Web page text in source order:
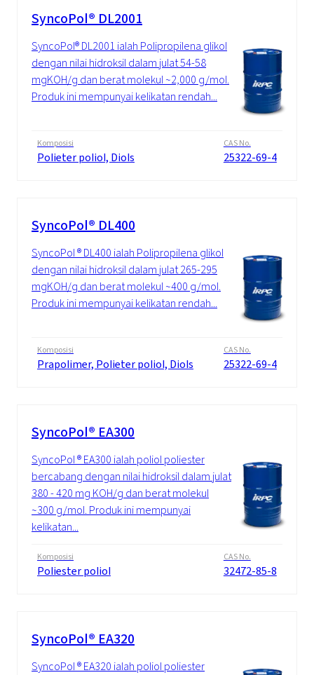
SyncoPol® DL2001
SyncoPol® DL2001 ialah Polipropilena glikol
dengan nilai hidroksil dalam julat 54-58
mgKOH/g dan berat molekul ~2,000 g/mol.
Produk ini mempunyai kelikatan rendah...
Komposisi
Polieter poliol, Diols
CAS No.
25322-69-4
SyncoPol® DL400
SyncoPol ® DL400 ialah Polipropilena glikol
dengan nilai hidroksil dalam julat 265-295
mgKOH/g dan berat molekul ~400 g/mol.
Produk ini mempunyai kelikatan rendah...
Komposisi
Prapolimer, Polieter poliol, Diols
CAS No.
25322-69-4
SyncoPol® EA300
SyncoPol ® EA300 ialah poliol poliester
bercabang dengan nilai hidroksil dalam julat
380 - 420 mg KOH/g dan berat molekul
~300 g/mol. Produk ini mempunyai
kelikatan...
Komposisi
Poliester poliol
CAS No.
32472-85-8
SyncoPol® EA320
SyncoPol ® EA320 ialah poliol poliester